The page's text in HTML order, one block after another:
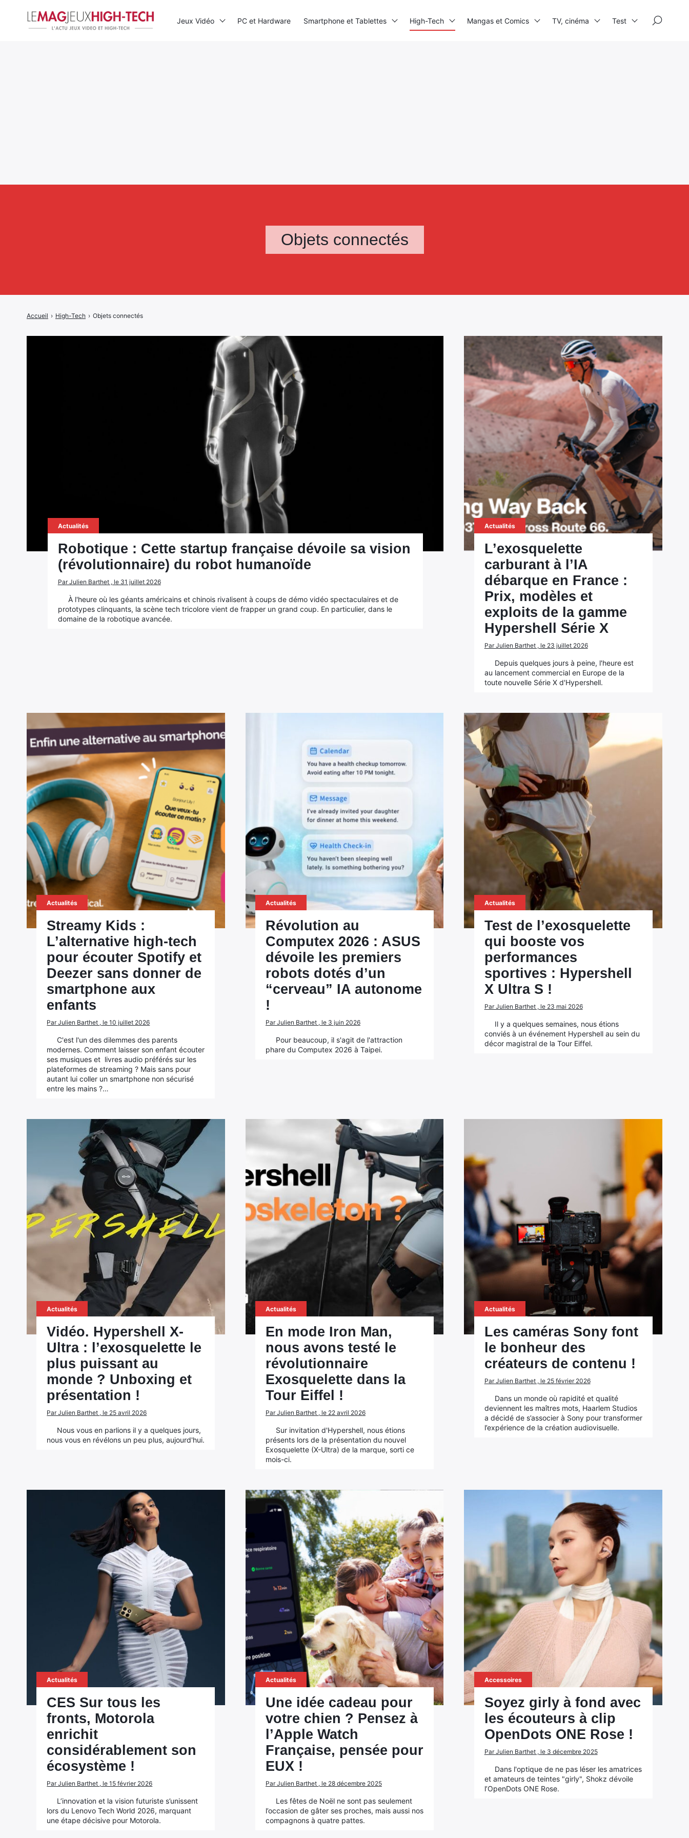
Objets connectés
Accueil › High-Tech › Objets connectés
Actualités
Robotique : Cette startup française dévoile sa vision
(révolutionnaire) du robot humanoïde
Par Julien Barthet , le 31 juillet 2026
À l'heure où les géants américains et chinois rivalisent à coups de démo vidéo spectaculaires et de
prototypes clinquants, la scène tech tricolore vient de frapper un grand coup. En particulier, dans le
domaine de la robotique avancée.
Actualités
L’exosquelette
carburant à l’IA
débarque en France :
Prix, modèles et
exploits de la gamme
Hypershell Série X
Par Julien Barthet , le 23 juillet 2026
Depuis quelques jours à peine, l'heure est
au lancement commercial en Europe de la
toute nouvelle Série X d'Hypershell.
Actualités
Streamy Kids :
L’alternative high-tech
pour écouter Spotify et
Deezer sans donner de
smartphone aux
enfants
Par Julien Barthet , le 10 juillet 2026
C'est l'un des dilemmes des parents
modernes. Comment laisser son enfant écouter
ses musiques et livres audio préférés sur les
plateformes de streaming ? Mais sans pour
autant lui coller un smartphone non sécurisé
entre les mains ?…
Actualités
Révolution au
Computex 2026 : ASUS
dévoile les premiers
robots dotés d’un
“cerveau” IA autonome
!
Par Julien Barthet , le 3 juin 2026
Pour beaucoup, il s'agit de l'attraction
phare du Computex 2026 à Taipei.
Actualités
Test de l’exosquelette
qui booste vos
performances
sportives : Hypershell
X Ultra S !
Par Julien Barthet , le 23 mai 2026
Il y a quelques semaines, nous étions
conviés à un événement Hypershell au sein du
décor magistral de la Tour Eiffel.
Actualités
Vidéo. Hypershell X-
Ultra : l’exosquelette le
plus puissant au
monde ? Unboxing et
présentation !
Par Julien Barthet , le 25 avril 2026
Nous vous en parlions il y a quelques jours,
nous vous en révélons un peu plus, aujourd'hui.
Actualités
En mode Iron Man,
nous avons testé le
révolutionnaire
Exosquelette dans la
Tour Eiffel !
Par Julien Barthet , le 22 avril 2026
Sur invitation d'Hypershell, nous étions
présents lors de la présentation du nouvel
Exosquelette (X-Ultra) de la marque, sorti ce
mois-ci.
Actualités
Les caméras Sony font
le bonheur des
créateurs de contenu !
Par Julien Barthet , le 25 février 2026
Dans un monde où rapidité et qualité
deviennent les maîtres mots, Haarlem Studios
a décidé de s’associer à Sony pour transformer
l’expérience de la création audiovisuelle.
Actualités
CES Sur tous les
fronts, Motorola
enrichit
considérablement son
écosystème !
Par Julien Barthet , le 15 février 2026
L’innovation et la vision futuriste s’unissent
lors du Lenovo Tech World 2026, marquant
une étape décisive pour Motorola.
Actualités
Une idée cadeau pour
votre chien ? Pensez à
l’Apple Watch
Française, pensée pour
EUX !
Par Julien Barthet , le 28 décembre 2025
Les fêtes de Noël ne sont pas seulement
l’occasion de gâter ses proches, mais aussi nos
compagnons à quatre pattes.
Accessoires
Soyez girly à fond avec
les écouteurs à clip
OpenDots ONE Rose !
Par Julien Barthet , le 3 décembre 2025
Dans l'optique de ne pas léser les amatrices
et amateurs de teintes "girly", Shokz dévoile
l’OpenDots ONE Rose.
Jeux Vidéo PC et Hardware Smartphone et Tablettes High-Tech Mangas et Comics TV, cinéma Test